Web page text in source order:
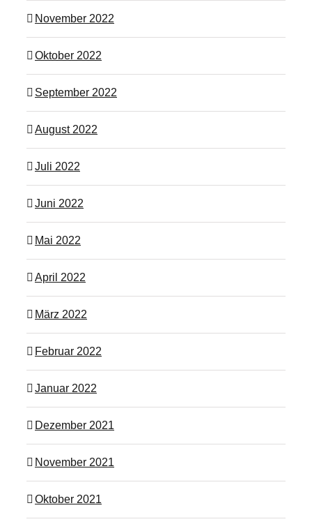
November 2022
Oktober 2022
September 2022
August 2022
Juli 2022
Juni 2022
Mai 2022
April 2022
März 2022
Februar 2022
Januar 2022
Dezember 2021
November 2021
Oktober 2021